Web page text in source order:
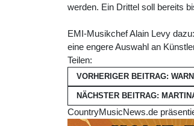
werden. Ein Drittel soll bereits
EMI-Musikchef Alain Levy
eine engere Auswahl an
Teilen:
VORHERIGER BEITRAG:
NÄCHSTER BEITRAG:
CountryMusicNews.de